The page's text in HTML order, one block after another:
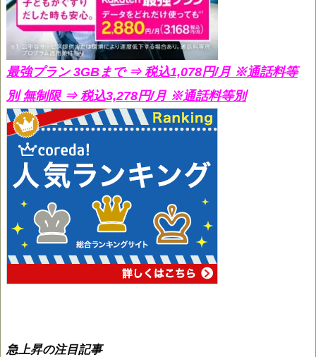
最強プラン 3GBまで ⇒ 税込1,078円/月 ※通話料等
別 無制限 ⇒ 税込3,278円/月 ※通話料等別
急上昇の注目記事